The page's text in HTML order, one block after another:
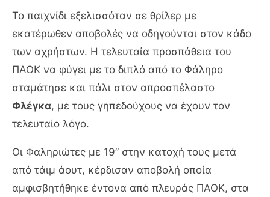
Το παιχνίδι εξελισσόταν σε θρίλερ με
εκατέρωθεν αποβολές να οδηγούνται στον κάδο
των αχρήστων. Η τελευταία προσπάθεια του
ΠΑΟΚ να φύγει με το διπλό από το Φάληρο
σταμάτησε και πάλι στον απροσπέλαστο
Φλέγκα, με τους γηπεδούχους να έχουν τον
τελευταίο λόγο.
Οι Φαληριώτες με 19” στην κατοχή τους μετά
από τάιμ άουτ, κέρδισαν αποβολή οποία
αμφισβητήθηκε έντονα από πλευράς ΠΑΟΚ, στα